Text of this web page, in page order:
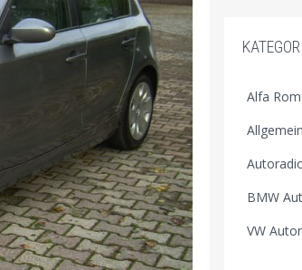
Alfa
Allgemein
BMW
VW